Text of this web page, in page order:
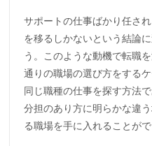
サポートの仕事ばかり任さ
を移るしかないという結論
う。このような動機で転職
通りの職場の選び方をする
同じ職種の仕事を探す方法
分担のあり方に明らかな違
る職場を手に入れることがで